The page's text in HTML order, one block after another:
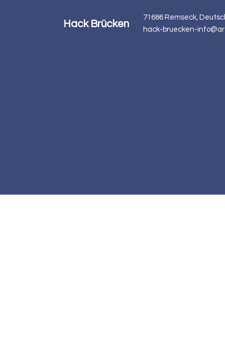
Hack Brücken
71686 Remseck,
hack-bruecken-